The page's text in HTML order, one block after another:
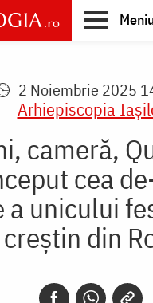
2 Noiembrie 2025
Arhiepiscopia
cameră,
cea
a unicului
din